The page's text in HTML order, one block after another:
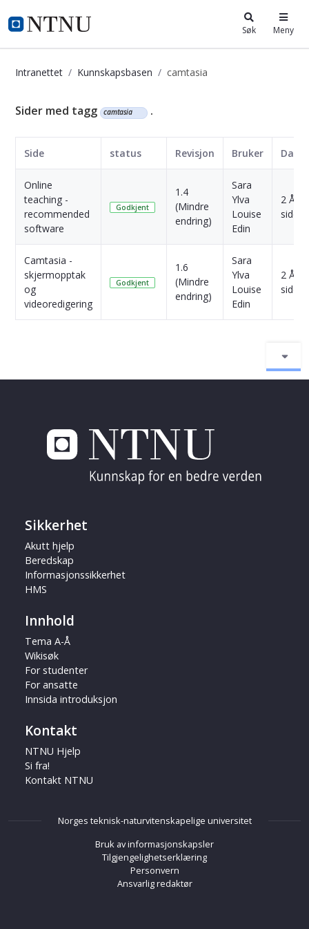
i.ntnu.no Søk Meny
Intranettet Kunnskapsbasen camtasia
Kunnskapsbasen
Sider med tagg camtasia .
Side status Revisjon Bruker Dato
Online
teaching -
recommended
software
Godkjent
1.4
(Mindre
endring)
Sara
Ylva
Louise
Edin
2 År
siden
Camtasia -
skjermopptak
og
videoredigering
Godkjent
1.6
(Mindre
endring)
Sara
Ylva
Louise
Edin
2 År
siden
Sikkerhet
Akutt hjelp
Beredskap
Informasjonssikkerhet
HMS
Innhold
Tema A-Å
Wikisøk
For studenter
For ansatte
Innsida introduksjon
Kontakt
NTNU Hjelp
Si fra!
Kontakt NTNU
Norges teknisk-naturvitenskapelige universitet
Bruk av informasjonskapsler
Tilgjengelighetserklæring
Personvern
Ansvarlig redaktør